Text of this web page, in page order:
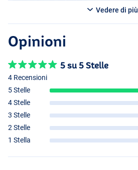
Vedere di più
Opinioni
5 su 5 Stelle
4 Recensioni
5 Stelle
4 Stelle
3 Stelle
2 Stelle
1 Stella